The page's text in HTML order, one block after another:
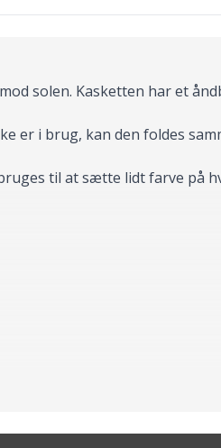
solen. Kasketten har et
er i brug, kan den foldes
til at sætte lidt farve på